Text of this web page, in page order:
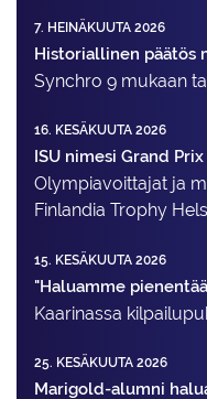
7. HEINÄKUUTA 2026
Historiallinen
Synchro 9 mukaan
16. KESÄKUUTA 2026
ISU nimesi Grand
Olympiavoittajat ja
Finlandia Trophy
15. KESÄKUUTA 2026
"Haluamme
Kaarinassa
25. KESÄKUUTA 2026
Marigold-alumni